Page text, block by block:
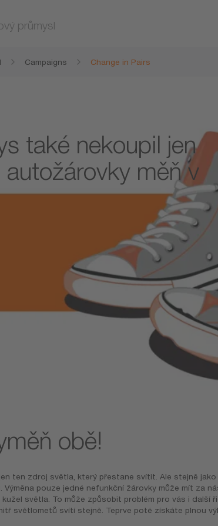
průmysl
Campaigns Change in Pairs
také nekoupil jen
autožárovky měň v
obě!
ten zdroj světla, který přestane svítit. Ale stejně
Výměna pouze jedné nefunkční žárovky může mít za
světla. To může způsobit problém pro vás i další
světlometů svítí stejně. Teprve poté získáte plnou